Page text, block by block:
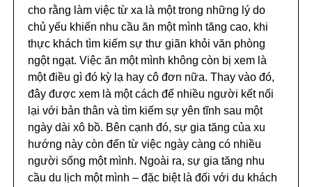
cho rằng làm việc từ xa là một trong những lý do
chủ yếu khiến nhu cầu ăn một mình tăng cao, khi
thực khách tìm kiếm sự thư giãn khỏi văn phòng
ngột ngạt. Việc ăn một mình không còn bị xem là
một điều gì đó kỳ lạ hay cô đơn nữa. Thay vào đó,
đây được xem là một cách để nhiều người kết nối
lại với bản thân và tìm kiếm sự yên tĩnh sau một
ngày dài xô bồ. Bên cạnh đó, sự gia tăng của xu
hướng này còn đến từ việc ngày càng có nhiều
người sống một mình. Ngoài ra, sự gia tăng nhu
cầu du lịch một mình – đặc biệt là đối với du khách